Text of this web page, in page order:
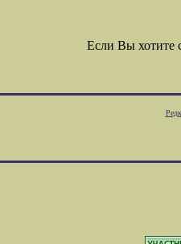
Если Вы хотите